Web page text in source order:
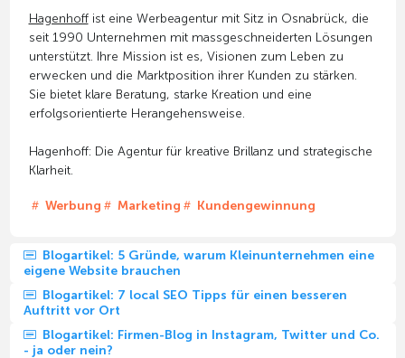
Hagenhoffist eine Werbeagentur mit Sitz in Osnabrück, die
seit 1990 Unternehmen mit massgeschneiderten Lösungen
unterstützt. Ihre Mission ist es, Visionen zum Leben zu
erwecken und die Marktposition ihrer Kunden zu stärken.
Sie bietet klare Beratung, starke Kreation und eine
erfolgsorientierte Herangehensweise.
Hagenhoff: Die Agentur für kreative Brillanz und strategische
Klarheit.
Werbung Marketing Kundengewinnung
Blogartikel: 5 Gründe, warum Kleinunternehmen eine
eigene Website brauchen
Blogartikel: 7 local SEO Tipps für einen besseren
Auftritt vor Ort
Blogartikel: Firmen-Blog in Instagram, Twitter und Co.
- ja oder nein?